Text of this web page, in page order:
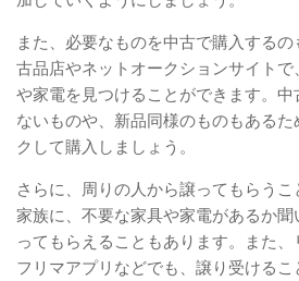
また、必要なものを中古で購入する
古品店やネットオークションサイト
や家電を見つけることができます。
ないものや、新品同様のものもある
クして購入しましょう。
さらに、周りの人から譲ってもらう
家族に、不要な家具や家電があるか
ってもらえることもあります。また
フリマアプリなどでも、譲り受けるこ